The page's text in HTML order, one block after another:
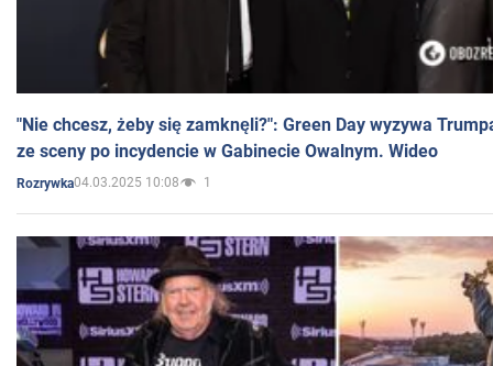
"Nie chcesz, żeby się zamknęli?": Green Day wyzywa
ze sceny po incydencie w Gabinecie Owalnym. Wideo
Rozrywka04.03.2025 10:08 1